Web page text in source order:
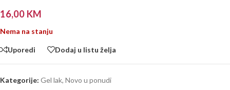
16,00 KM
Nema na stanju
Uporedi Dodaj u listu želja
Kategorije: Gel lak, Novo u ponudi